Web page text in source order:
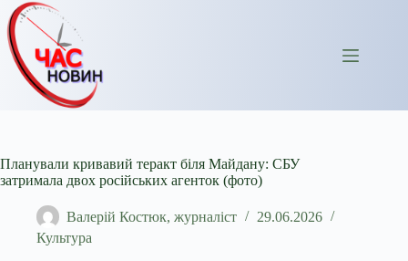
Перейти
до
вмісту
Планували кривавий теракт біля Майдану: СБУ
затримала двох російських агенток (фото)
Валерій Костюк, журналіст
29.06.2026
Культура